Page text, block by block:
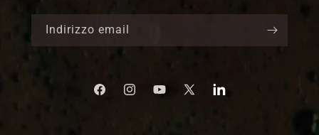
Indirizzo email
FacebookInstagramYouTube
Translation